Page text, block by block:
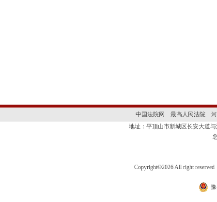
中国法院网 最高人民法院
地址：平顶山市新城区长安大
Copyright©2026 All right